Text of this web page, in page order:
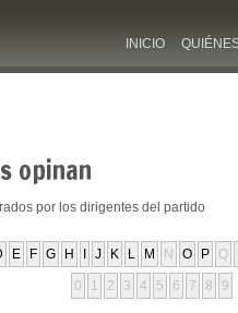
INICIO
opinan
por los dirigentes del partido
E F G H J K L M N O P Q
0 1 2 3 4 5 6 7 8 9